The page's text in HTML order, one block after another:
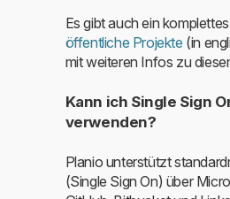
Es gibt auch ein komplettes
öffentliche Projekte (in
mit weiteren Infos zu
Kann ich Single Sign
verwenden?
Planio unterstützt
(Single Sign On) über